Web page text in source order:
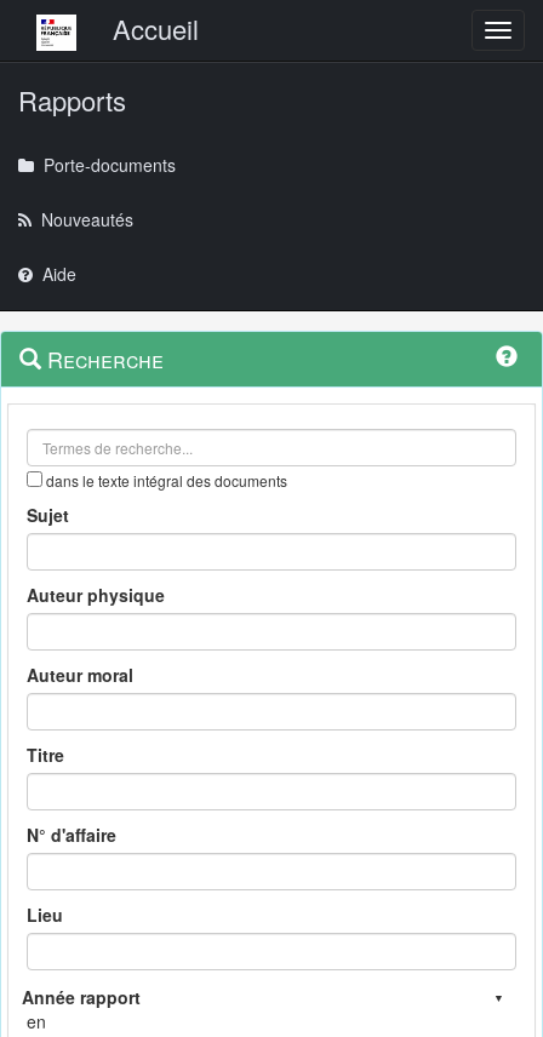
Menu principalAccueil
Rapports
Porte-documents
Nouveautés
Aide
Navigation
outils
Menu
contextuel
Recherche
dans le texte intégral des documents
Sujet
Auteur physique
Auteur moral
Titre
N° d'affaire
Lieu
en